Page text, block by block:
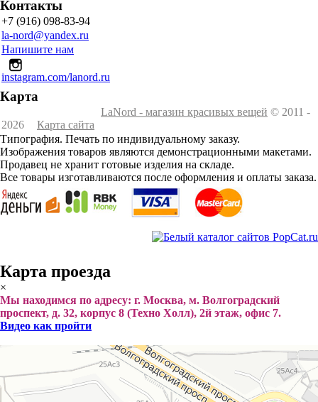
Контакты
+7 (916) 098-83-94
la-nord@yandex.ru
Напишите нам
instagram.com/lanord.ru
Карта
LaNord - магазин красивых вещей © 2011 -
2026
Карта сайта
Типография. Печать по индивидуальному заказу.
Изображения товаров являются демонстрационными макетами.
Продавец не хранит готовые изделия на складе.
Все товары изготавливаются после оформления и оплаты заказа.
Карта проезда
×
Мы находимся по адресу: г. Москва, м. Волгоградский
проспект, д. 32, корпус 8 (Техно Холл), 2й этаж, офис 7.
Видео как пройти